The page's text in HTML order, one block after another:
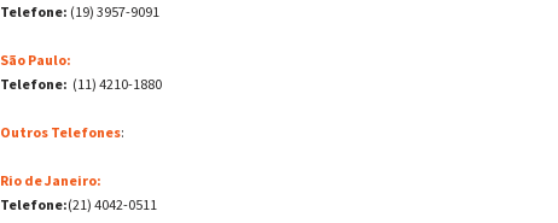
Telefone: (19) 3957-9091
São Paulo:
Telefone: (11) 4210-1880
Outros Telefones:
Rio de Janeiro:
Telefone:(21) 4042-0511